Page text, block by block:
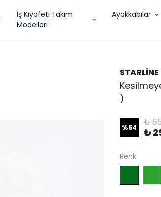
İş Kıyafeti Takım
Modelleri
Ayakkabılar
STARLİNE
)
%54 ₺
₺
Renk